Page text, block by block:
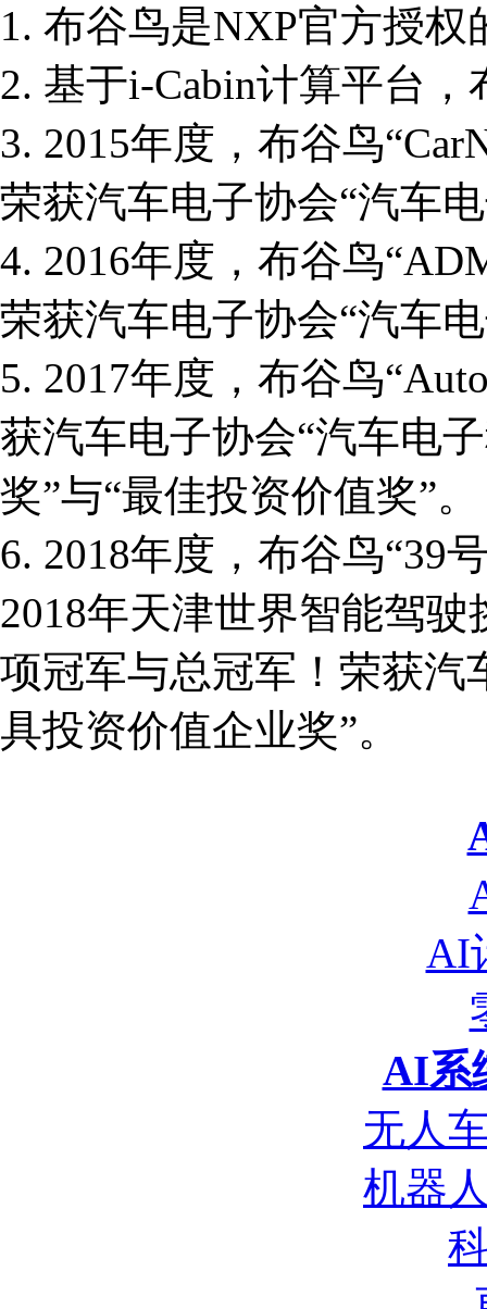
1. 布谷鸟是NXP官方授权
2. 基于i-Cabin计算平台
3. 2015年度，布谷鸟
荣获汽车电子协会“汽车
4. 2016年度，布谷鸟
荣获汽车电子协会“汽车
5. 2017年度，布谷鸟
获汽车电子协会“汽车电
奖”与“最佳投资价值奖”。
6. 2018年度，布谷鸟“39
2018年天津世界智能驾
项冠军与总冠军！荣获汽
具投资价值企业奖”。
AI
AI系
无人
机器